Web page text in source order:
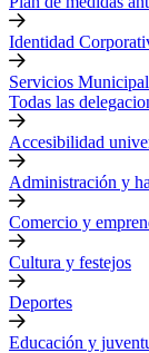
Identidad
Servicios
Todas las
Accesibilidad
Administración y
Comercio y
Cultura y festejos
Deportes
Educación y